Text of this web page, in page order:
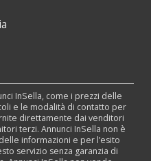
InSella, come i prezzi delle
e le modalità di contatto per
direttamente dai venditori
terzi. Annunci InSella non è
informazioni e per l’esito
servizio senza garanzia di